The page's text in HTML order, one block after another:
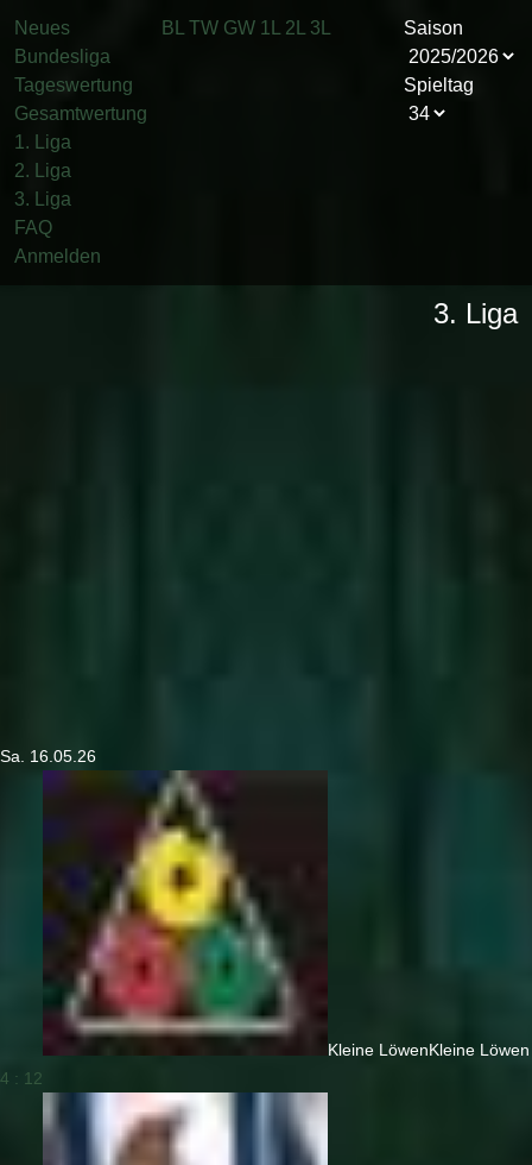
Neues
Bundesliga
Tageswertung
Gesamtwertung
1. Liga
2. Liga
3. Liga
FAQ
Anmelden
BL TW GW 1L 2L 3L Saison
Spieltag
3. Liga
Sa. 16.05.26
Kleine LöwenKleine Löwen
4 : 12